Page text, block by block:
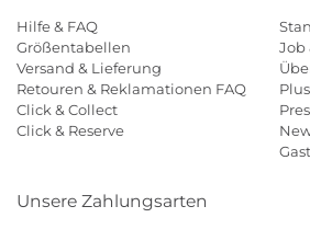
Hilfe & FAQ
Größentabellen
Versand & Lieferung
Retouren & Reklamationen FAQ
Click & Collect
Click & Reserve
Job
Unsere Zahlungsarten